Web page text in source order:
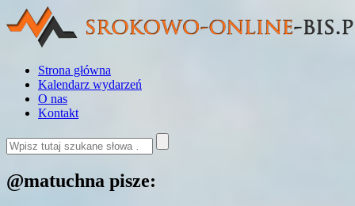
Strona główna
Kalendarz wydarzeń
O nas
Kontakt
@matuchna pisze: